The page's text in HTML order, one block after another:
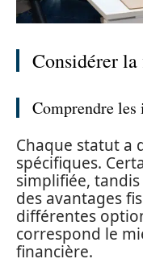
Considérer
Comprendre
Chaque statut a
spécifiques.
simplifiée,
des avantages
différentes
correspond le
financière.